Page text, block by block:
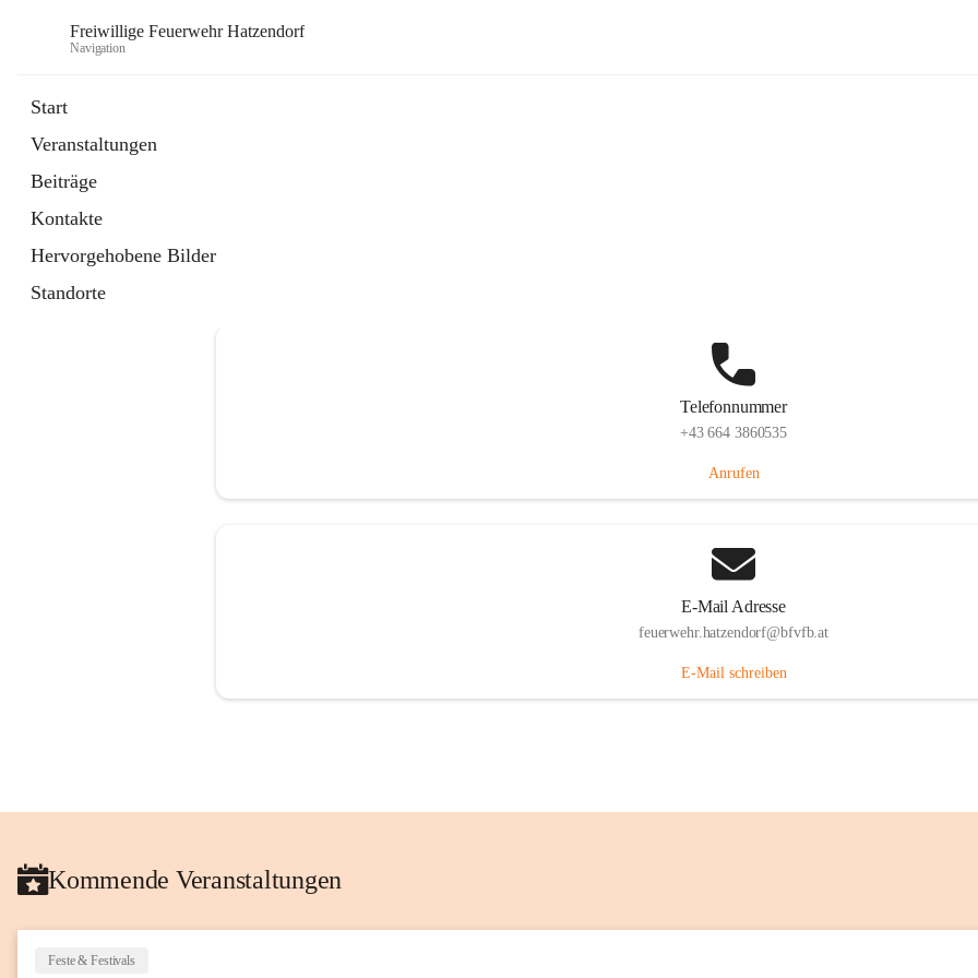
Freiwillige Feuerwehr Hatzendorf
Navigation
Start
Veranstaltungen
Beiträge
Kontakte
Hervorgehobene Bilder
Standorte
Telefonnummer
+43 664 3860535
Anrufen
E-Mail Adresse
feuerwehr.hatzendorf@bfvfb.at
E-Mail schreiben
Kommende Veranstaltungen
Feste & Festivals